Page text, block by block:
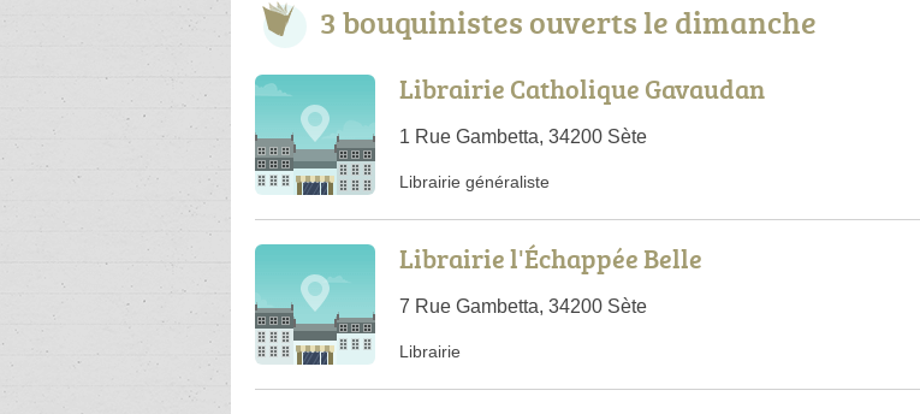
3 bouquinistes ouverts le dimanche
Librairie Catholique Gavaudan
1 Rue Gambetta, 34200 Sète
Librairie généraliste
Librairie l'Échappée Belle
7 Rue Gambetta, 34200 Sète
Librairie